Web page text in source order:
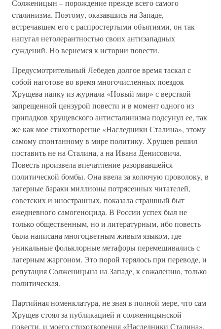
Солженицын – порождение прежде всего самого
сталинизма. Поэтому, оказавшись на Западе,
встречавшем его с распростертыми объятиями, он так
напугал нетолерантностью своих антизападных
суждений. Но вернемся к истории повести.
Предусмотрительный Лебедев долгое время таскал с
собой наготове во время многочисленных поездок
Хрущева папку из журнала «Новый мир» с версткой
запрещенной цензурой повести и в момент одного из
припадков хрущевского антисталинизма подсунул ее, так
же как мое стихотворение «Наследники Сталина», этому
самому спонтанному в мире политику. Хрущев решил
поставить не на Сталина, а на Ивана Денисовича.
Повесть произвела впечатление разорвавшейся
политической бомбы. Она ввела за колючую проволоку, в
лагерные бараки миллионы потрясенных читателей,
советских и иностранных, показала страшный быт
ежедневного самогеноцида. В России успех был не
только общественным, но и литературным, ибо повесть
была написана многоцветным живым языком, где
уникальные фольклорные метафоры перемешивались с
лагерным жаргоном. Это порой терялось при переводе, и
репутация Солженицына на Западе, к сожалению, только
политическая.
Партийная номенклатура, не зная в полной мере, что сам
Хрущев стоял за публикацией и солженицынской
повести, и моего стихотворения «Наследники Сталина»,